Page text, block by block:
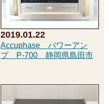
2019.01.22
Accuphase パワーアン
プ P-700 静岡県島田市